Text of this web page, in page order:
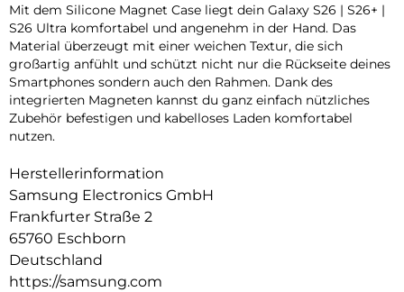
Mit dem Silicone Magnet Case liegt dein Galaxy S26 | S26+ |
S26 Ultra komfortabel und angenehm in der Hand. Das
Material überzeugt mit einer weichen Textur, die sich
großartig anfühlt und schützt nicht nur die Rückseite deines
Smartphones sondern auch den Rahmen. Dank des
integrierten Magneten kannst du ganz einfach nützliches
Zubehör befestigen und kabelloses Laden komfortabel
nutzen.
Herstellerinformation
Samsung Electronics GmbH
Frankfurter Straße 2
65760 Eschborn
Deutschland
https://samsung.com